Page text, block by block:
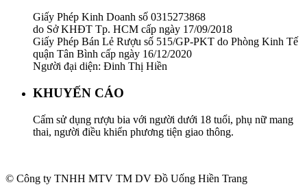
Giấy Phép Kinh Doanh số 0315273868
do Sở KHĐT Tp. HCM cấp ngày 17/09/2018
Giấy Phép Bán Lẻ Rượu số 515/GP-PKT do Phòng Kinh Tế
quận Tân Bình cấp ngày 16/12/2020
Người đại diện: Đinh Thị Hiền
KHUYẾN CÁO
Cấm sử dụng rượu bia với người dưới 18 tuổi, phụ nữ mang
thai, người điều khiển phương tiện giao thông.
© Công ty TNHH MTV TM DV Đồ Uống Hiền Trang